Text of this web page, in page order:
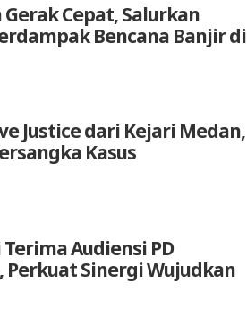
Cepat, Salurkan
Bencana Banjir di
Justice dari Kejari Medan,
Kasus
Audiensi PD
Sinergi Wujudkan